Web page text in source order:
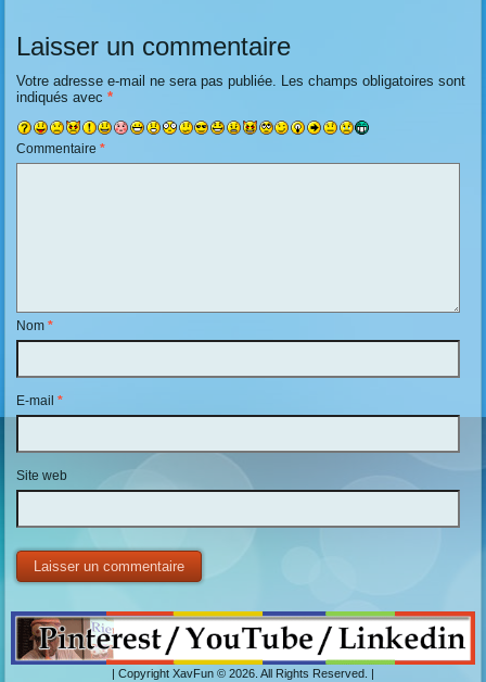
Laisser un commentaire
Votre adresse e-mail ne sera pas publiée. Les champs obligatoires sont
indiqués avec*
Commentaire*
Nom*
E-mail*
Site web
| Copyright XavFun © 2026. All Rights Reserved. |